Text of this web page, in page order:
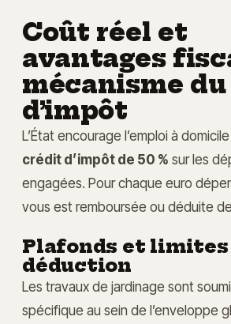
Coût réel et
avantages
mécanisme
d’impôt
L’État encourage l’emploi à
crédit d’impôt de 50 % sur les
engagées. Pour chaque euro
vous est remboursée ou déduite
Plafonds et limites
déduction
Les travaux de jardinage sont
spécifique au sein de l’enveloppe